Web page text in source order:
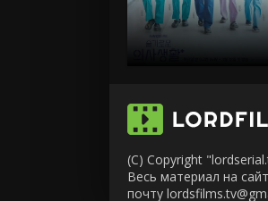
(C) Copyright
Весь материал на
почту